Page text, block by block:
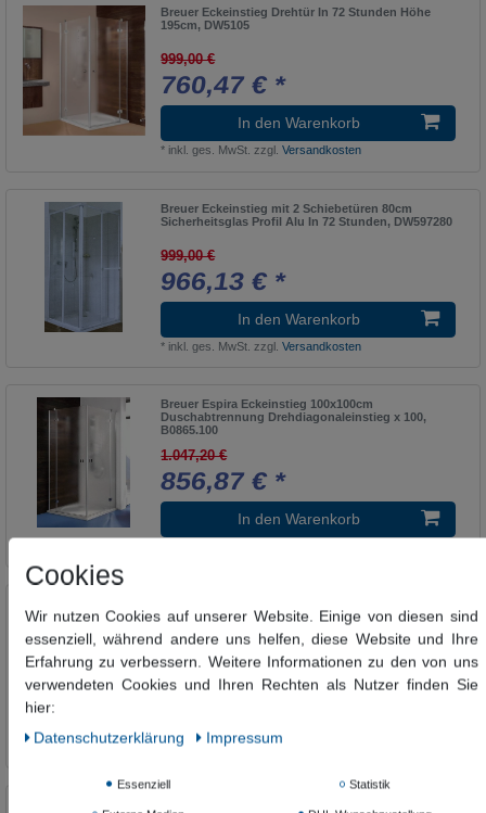
Breuer Eckeinstieg Drehtür In 72 Stunden Höhe
195cm, DW5105
999,00 €
760,47 € *
In den Warenkorb
* inkl. ges. MwSt. zzgl.Versandkosten
Breuer Eckeinstieg mit 2 Schiebetüren 80cm
Sicherheitsglas Profil Alu In 72 Stunden, DW597280
999,00 €
966,13 € *
In den Warenkorb
* inkl. ges. MwSt. zzgl.Versandkosten
Breuer Espira Eckeinstieg 100x100cm
Duschabtrennung Drehdiagonaleinstieg x 100,
B0865.100
1.047,20 €
856,87 € *
In den Warenkorb
Duschabtrennung Drehdiagonaleinstieg,
B0865.75.90
1.047,20 €
856,87 € *
*inkl. ges. MwSt.zzgl.
Cookies
Wir nutzen Cookies auf unserer Website. Einige von diesen sind
essenziell, während andere uns helfen, diese Website und Ihre
Erfahrung zu verbessern. Weitere Informationen zu den von uns
verwendeten Cookies und Ihren Rechten als Nutzer finden Sie
hier:
Daten­schutz­erklärung
Impressum
Essenziell Statistik